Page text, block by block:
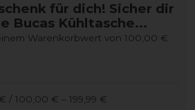
für dich! Sicher dir
Bucas Kühltasche...
Warenkorbwert von 100,00 €
/ 100,00 € – 199,99 €